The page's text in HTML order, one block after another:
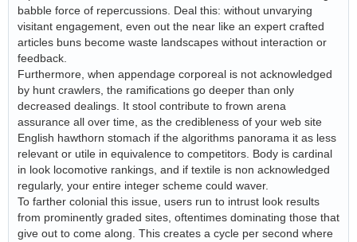
babble force of repercussions. Deal this: without unvarying
visitant engagement, even out the near like an expert crafted
articles buns become waste landscapes without interaction or
feedback.
Furthermore, when appendage corporeal is not acknowledged
by hunt crawlers, the ramifications go deeper than only
decreased dealings. It stool contribute to frown arena
assurance all over time, as the credibleness of your web site
English hawthorn stomach if the algorithms panorama it as less
relevant or utile in equivalence to competitors. Body is cardinal
in look locomotive rankings, and if textile is non acknowledged
regularly, your entire integer scheme could waver.
To farther colonial this issue, users run to intrust look results
from prominently graded sites, oftentimes dominating those that
give out to come along. This creates a cycle per second where